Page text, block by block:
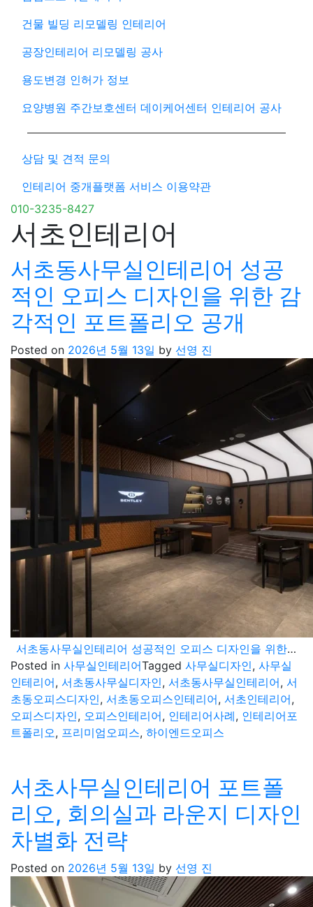
건물 빌딩 리모델링 인테리어
공장인테리어 리모델링 공사
용도변경 인허가 정보
요양병원 주간보호센터 데이케어센터 인테리어 공사
상담 및 견적 문의
인테리어 중개플랫폼 서비스 이용약관
010-3235-8427
서초인테리어
서초동사무실인테리어 성공
적인 오피스 디자인을 위한 감
각적인 포트폴리오 공개
Posted on 2026년 5월 13일 by 선영 진
서초동사무실인테리어 성공적인 오피스 디자인을 위한 감각적인 포트폴리오 공개
Posted in 사무실인테리어Tagged 사무실디자인, 사무실
인테리어, 서초동사무실디자인, 서초동사무실인테리어, 서
초동오피스디자인, 서초동오피스인테리어, 서초인테리어,
오피스디자인, 오피스인테리어, 인테리어사례, 인테리어포
트폴리오, 프리미엄오피스, 하이엔드오피스
서초사무실인테리어 포트폴
리오, 회의실과 라운지 디자인
차별화 전략
Posted on 2026년 5월 13일 by 선영 진